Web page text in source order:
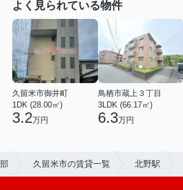
よく見られている物件
久留米市御井町
1DK (28.00㎡)
3.2万円
鳥栖市蔵上３丁目
3LDK (66.17㎡)
6.3万円
久留米市の賃貸一覧 北野駅